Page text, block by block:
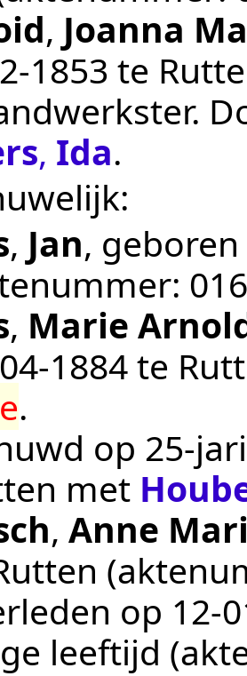
, Joanna
te
.
, Ida.
, Jan,
016
, Marie
te
.
op 25-
met
, Anne
op
leeftijd